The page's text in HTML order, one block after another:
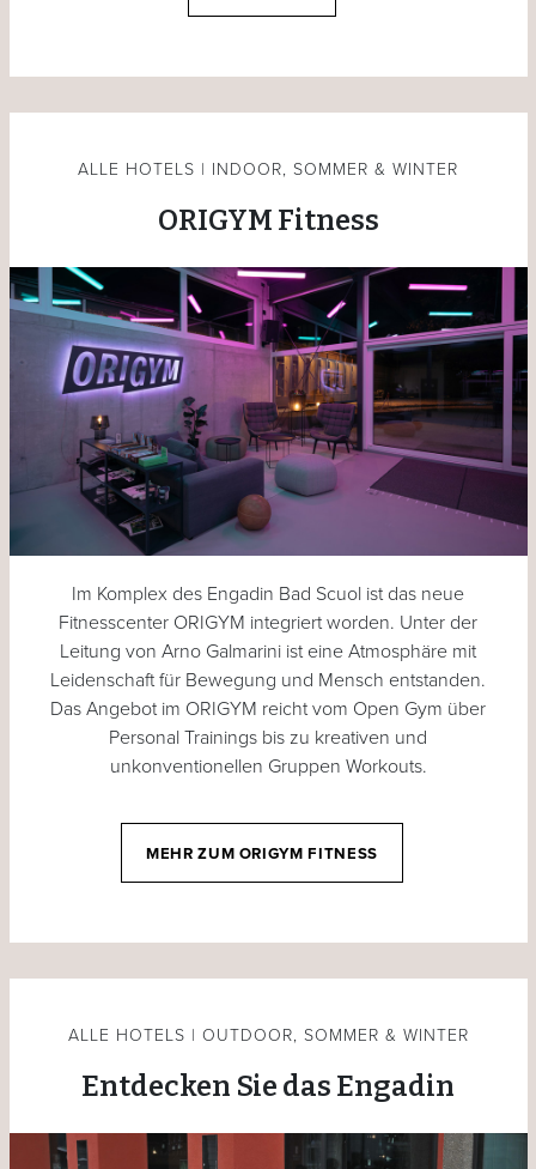
ALLE HOTELS | INDOOR, SOMMER & WINTER
ORIGYM Fitness
Im Komplex des Engadin Bad Scuol ist das neue
Fitnesscenter ORIGYM integriert worden. Unter der
Leitung von Arno Galmarini ist eine Atmosphäre mit
Leidenschaft für Bewegung und Mensch entstanden.
Das Angebot im ORIGYM reicht vom Open Gym über
Personal Trainings bis zu kreativen und
unkonventionellen Gruppen Workouts.
MEHR ZUM ORIGYM FITNESS
ALLE HOTELS | OUTDOOR, SOMMER & WINTER
Entdecken Sie das Engadin